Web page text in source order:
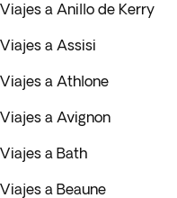
Viajes a Anillo de Kerry
Viajes a Assisi
Viajes a Athlone
Viajes a Avignon
Viajes a Bath
Viajes a Beaune